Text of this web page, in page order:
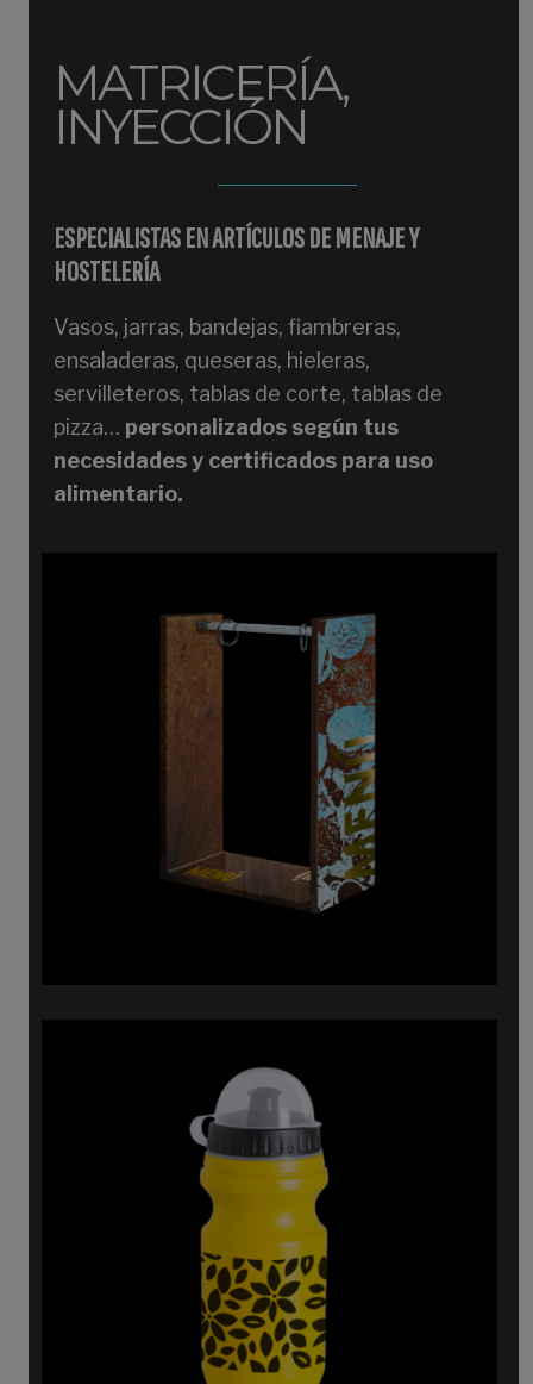
MATRICERÍA,
INYECCIÓN
ESPECIALISTAS EN ARTÍCULOS DE MENAJE Y
HOSTELERÍA
Vasos, jarras, bandejas, fiambreras,
ensaladeras, queseras, hieleras,
servilleteros, tablas de corte, tablas de
pizza… personalizados según tus
necesidades y certificados para uso
alimentario.